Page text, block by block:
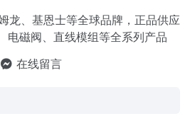
龙、基恩士等全球品牌，正品供应
电磁阀、直线模组等全系列产品
在线留言